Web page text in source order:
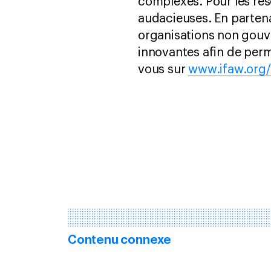
audacieuses. En
organisations non
innovantes afin de
vous sur
Contenu connexe